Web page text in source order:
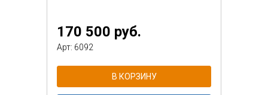
170 500 руб.
Арт: 6092
В КОРЗИНУ